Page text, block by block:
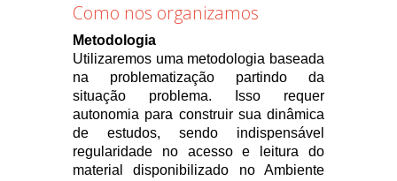
Como nos organizamos
Metodologia
Utilizaremos uma metodologia baseada
na problematização partindo da
situação problema. Isso requer
autonomia para construir sua dinâmica
de estudos, sendo indispensável
regularidade no acesso e leitura do
material disponibilizado no Ambiente